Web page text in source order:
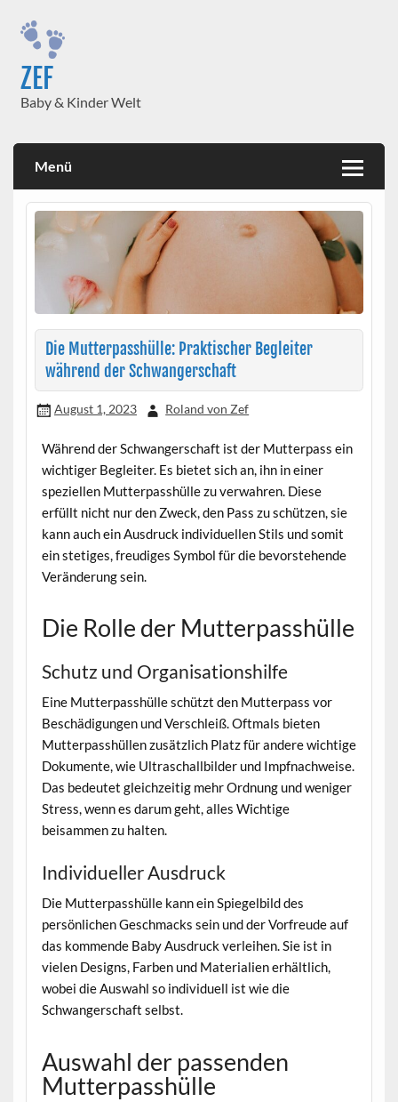
content
ZEF
Baby & Kinder Welt
Menü
Die Mutterpasshülle: Praktischer Begleiter
während der Schwangerschaft
August 1, 2023 Roland von Zef
Während der Schwangerschaft ist der Mutterpass ein
wichtiger Begleiter. Es bietet sich an, ihn in einer
speziellen Mutterpasshülle zu verwahren. Diese
erfüllt nicht nur den Zweck, den Pass zu schützen, sie
kann auch ein Ausdruck individuellen Stils und somit
ein stetiges, freudiges Symbol für die bevorstehende
Veränderung sein.
Die Rolle der Mutterpasshülle
Schutz und Organisationshilfe
Eine Mutterpasshülle schützt den Mutterpass vor
Beschädigungen und Verschleiß. Oftmals bieten
Mutterpasshüllen zusätzlich Platz für andere wichtige
Dokumente, wie Ultraschallbilder und Impfnachweise.
Das bedeutet gleichzeitig mehr Ordnung und weniger
Stress, wenn es darum geht, alles Wichtige
beisammen zu halten.
Individueller Ausdruck
Die Mutterpasshülle kann ein Spiegelbild des
persönlichen Geschmacks sein und der Vorfreude auf
das kommende Baby Ausdruck verleihen. Sie ist in
vielen Designs, Farben und Materialien erhältlich,
wobei die Auswahl so individuell ist wie die
Schwangerschaft selbst.
Auswahl der passenden
Mutterpasshülle